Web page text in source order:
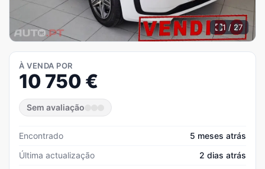
1 / 27
À VENDA POR
10 750 €
Sem avaliação
Encontrado
5 meses atrás
Última actualização
2 dias atrás